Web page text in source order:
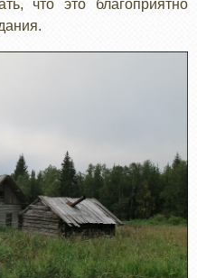
что это благоприятно